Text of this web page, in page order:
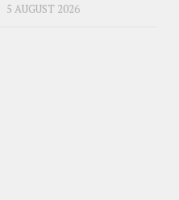
5 AUGUST 2026